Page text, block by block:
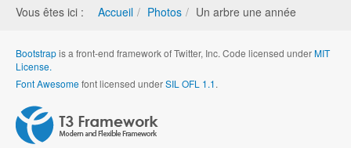
Vous êtes ici : Accueil Photos Un arbre une année
Bootstrapis a front-end framework of Twitter, Inc. Code licensed underMIT
License.
Font Awesomefont licensed underSIL OFL 1.1.